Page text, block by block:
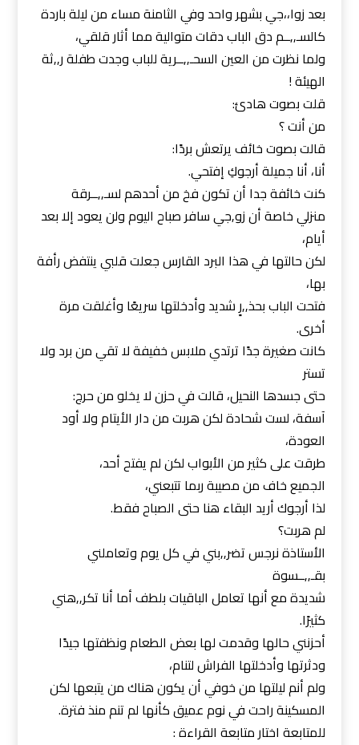
بعد زوا،،جي بشهر واحد وفي الثامنة مساء من ليلة باردة
كالسـ,,ــم دق الباب دقات متوالية مما أثار قلقي،
ولما نظرت من العين السحـ,,ــرية للباب وجدت طفلة ر,,ثة
الهيئة !
قلت بصوت هادئ:
من أنت ؟
قالت بصوت خائف يرتعش بردًا:
أنا، أنا جميلة أرجوكِ إفتحي.
كنت خائفة جدا أن تكون فخ من أحدهم لسـ,,ــرقة
منزلي خاصة أن زو,جي سافر صباح اليوم ولن يعود إلا بعد
أيام،
لكن حالتها في هذا البرد القارس جعلت قلبي ينتفض رأفة
بها،
فتحت الباب بحذ,,رٍ شديد وأدخلتها سريعًا وأغلقت مرة
أخرى.
كانت صغيرة جدًا ترتدي ملابس خفيفة لا تقي من برد ولا
تستر
حتى جسدها النحيل، قالت في حزن لا يخلو من حرج:
آسفة، لست شحادة لكن هربت من دار الأيتام ولا أود
العودة،
طرقت على كثير من الأبواب لكن لم يفتح أحد،
الجميع خاف من مصيبة ربما تتبعني،
لذا أرجوك أريد البقاء هنا حتى الصباح فقط.
لم هربت؟
الأستاذة نرجس تضر,,بني في كل يوم وتعاملني
بقـ,,ــسوة
شديدة مع أنها تعامل الباقيات بلطف أما أنا تكر,,هني
كثيرًا.
أحزنني حالها وقدمت لها بعض الطعام ونظفتها جيدًا
ودثرتها وأدخلتها الفراش لتنام،
ولم أنم ليلتها من خوفي أن يكون هناك من يتبعها لكن
المسكينة راحت في نوم عميق كأنها لم تنم منذ فترة.
للمتابعة اختار متابعة القراءة :